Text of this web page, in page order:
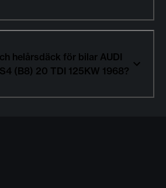
helårsdäck för bilar AUDI
(B8) 20 TDI 125KW 1968?